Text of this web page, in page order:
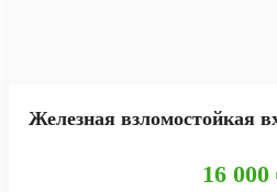
Железная взломостойкая
16 000